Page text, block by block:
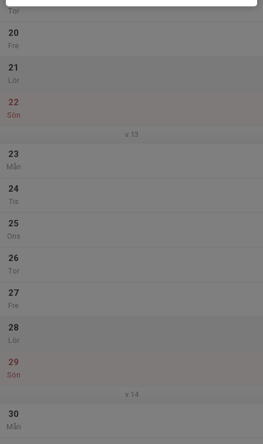
Tor
20
Fre
21
Lör
22
Sön
v.13
23
Mån
24
Tis
25
Ons
26
Tor
27
Fre
28
Lör
29
Sön
v.14
30
Mån